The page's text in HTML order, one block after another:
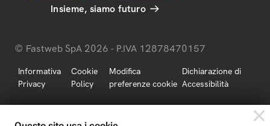
Insieme, siamo futuro
© Fastweb SpA 2026 - P.IVA 12878470157
Informativa
Privacy
Cookie
Policy
Modifica
preferenze cookie
Dichiarazione di
Accessibilità